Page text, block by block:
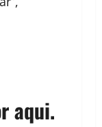
aqui.